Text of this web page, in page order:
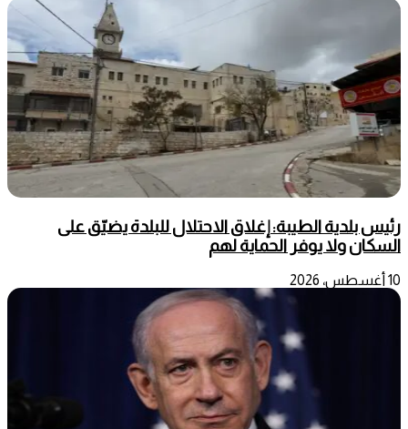
رئيس بلدية الطيبة: إغلاق الاحتلال للبلدة يضيّق على
السكان ولا يوفر الحماية لهم
10 أغسطس، 2026